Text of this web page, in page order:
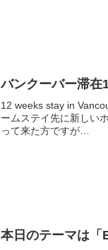
バンクーバー滞在
12 weeks stay in
ームステイ先に新しい
って来た方ですが…
本日のテーマは「